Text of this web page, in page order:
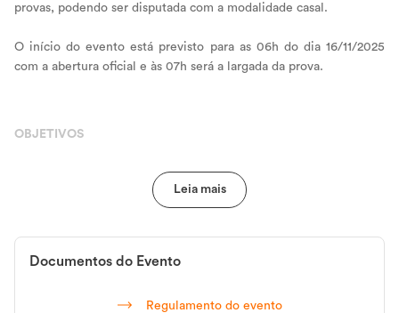
provas, podendo ser disputada com a modalidade casal.
O início do evento está previsto para as 06h do dia 16/11/2025
com a abertura oficial e às 07h será a largada da prova.
OBJETIVOS
difundir a prática de atividade física, estimular a qualidade de
vida e bem-estar da comunidade em geral por meio de uma
Documentos do Evento
Regulamento do evento